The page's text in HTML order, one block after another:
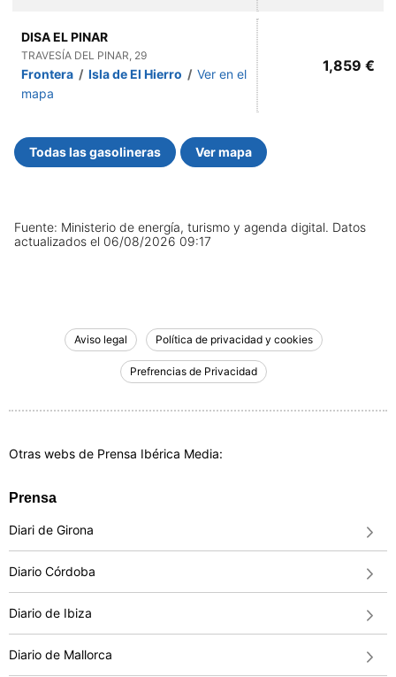
DISA EL PINAR
TRAVESÍA DEL PINAR, 29
Frontera / Isla de El Hierro / Ver en el
mapa
1,859 €
Todas las gasolineras Ver mapa
Fuente: Ministerio de energía, turismo y agenda digital. Datos
actualizados el 06/08/2026 09:17
Aviso legal Política de privacidad y cookies
Prefrencias de Privacidad
Otras webs de Prensa Ibérica Media:
Prensa
Diari de Girona
Diario Córdoba
Diario de Ibiza
Diario de Mallorca